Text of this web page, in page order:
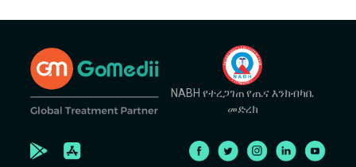
NABH የተረጋገጠ የጤና እንክብካቤ
መድረክ